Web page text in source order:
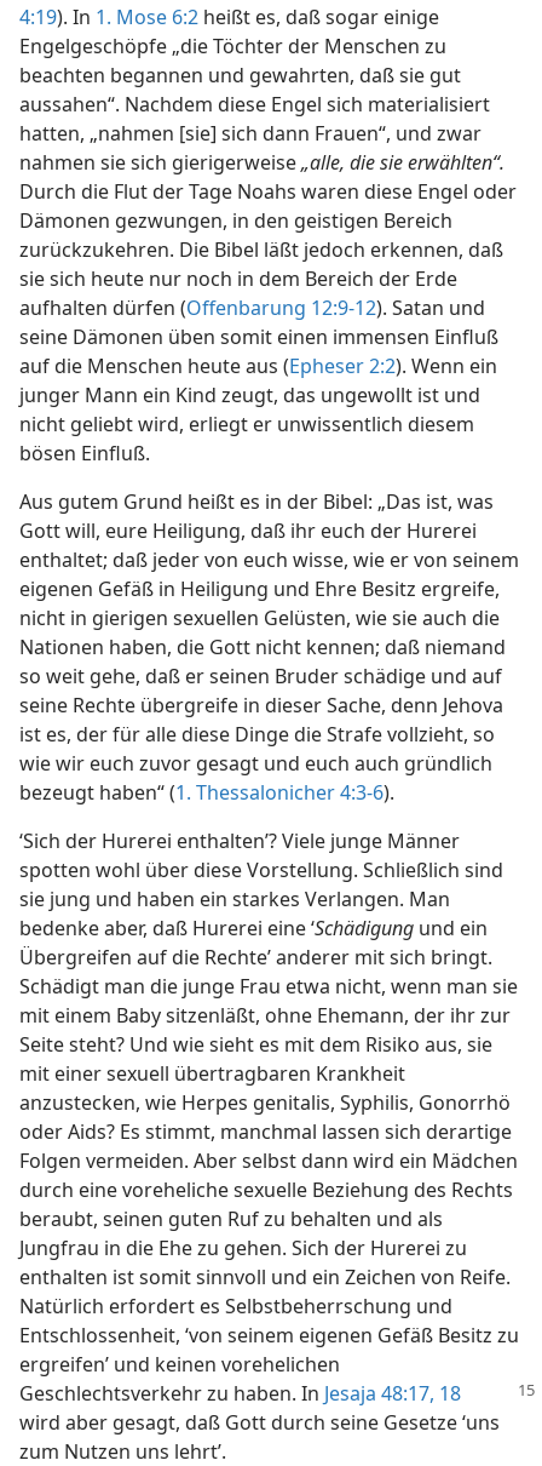
4:19). In 1. Mose 6:2 heißt es, daß sogar einige
Engelgeschöpfe „die Töchter der Menschen zu
beachten begannen und gewahrten, daß sie gut
aussahen“. Nachdem diese Engel sich materialisiert
hatten, „nahmen [sie] sich dann Frauen“, und zwar
nahmen sie sich gierigerweise„alle, die sie erwählten“.
Durch die Flut der Tage Noahs waren diese Engel oder
Dämonen gezwungen, in den geistigen Bereich
zurückzukehren. Die Bibel läßt jedoch erkennen, daß
sie sich heute nur noch in dem Bereich der Erde
aufhalten dürfen (Offenbarung 12:9-12). Satan und
seine Dämonen üben somit einen immensen Einfluß
auf die Menschen heute aus (Epheser 2:2). Wenn ein
junger Mann ein Kind zeugt, das ungewollt ist und
nicht geliebt wird, erliegt er unwissentlich diesem
bösen Einfluß.
Aus gutem Grund heißt es in der Bibel: „Das ist, was
Gott will, eure Heiligung, daß ihr euch der Hurerei
enthaltet; daß jeder von euch wisse, wie er von seinem
eigenen Gefäß in Heiligung und Ehre Besitz ergreife,
nicht in gierigen sexuellen Gelüsten, wie sie auch die
Nationen haben, die Gott nicht kennen; daß niemand
so weit gehe, daß er seinen Bruder schädige und auf
seine Rechte übergreife in dieser Sache, denn Jehova
ist es, der für alle diese Dinge die Strafe vollzieht, so
wie wir euch zuvor gesagt und euch auch gründlich
bezeugt haben“ (1. Thessalonicher 4:3-6).
‘Sich der Hurerei enthalten’? Viele junge Männer
spotten wohl über diese Vorstellung. Schließlich sind
sie jung und haben ein starkes Verlangen. Man
bedenke aber, daß Hurerei eine ‘Schädigung und ein
Übergreifen auf die Rechte’ anderer mit sich bringt.
Schädigt man die junge Frau etwa nicht, wenn man sie
mit einem Baby sitzenläßt, ohne Ehemann, der ihr zur
Seite steht? Und wie sieht es mit dem Risiko aus, sie
mit einer sexuell übertragbaren Krankheit
anzustecken, wie Herpes genitalis, Syphilis, Gonorrhö
oder Aids? Es stimmt, manchmal lassen sich derartige
Folgen vermeiden. Aber selbst dann wird ein Mädchen
durch eine voreheliche sexuelle Beziehung des Rechts
beraubt, seinen guten Ruf zu behalten und als
Jungfrau in die Ehe zu gehen. Sich der Hurerei zu
enthalten ist somit sinnvoll und ein Zeichen von Reife.
Natürlich erfordert es Selbstbeherrschung und
Entschlossenheit, ‘von seinem eigenen Gefäß Besitz zu
ergreifen’ und keinen vorehelichen
Geschlechtsverkehrzu haben. In Jesaja 48:17, 18
wird aber gesagt, daß Gott durch seine Gesetze ‘uns
zum Nutzen uns lehrt’.